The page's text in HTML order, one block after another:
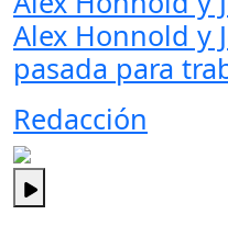
Alex Honnold y
pasada para
Redacción